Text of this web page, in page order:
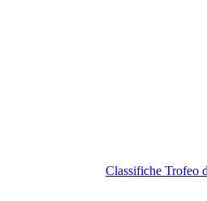
Classifiche Trofeo dei